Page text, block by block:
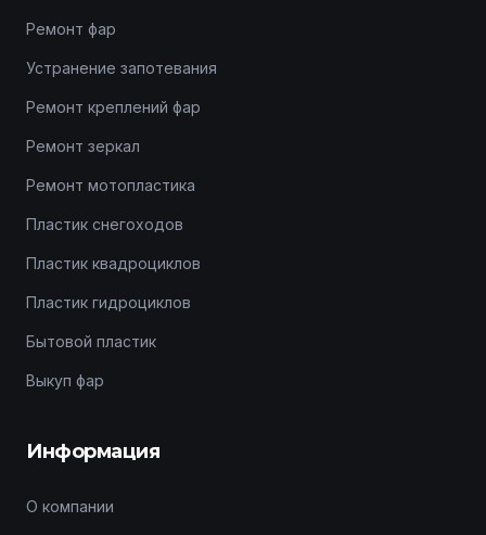
Ремонт фар
Устранение запотевания
Ремонт креплений фар
Ремонт зеркал
Ремонт мотопластика
Пластик снегоходов
Пластик квадроциклов
Пластик гидроциклов
Бытовой пластик
Выкуп фар
Информация
О компании